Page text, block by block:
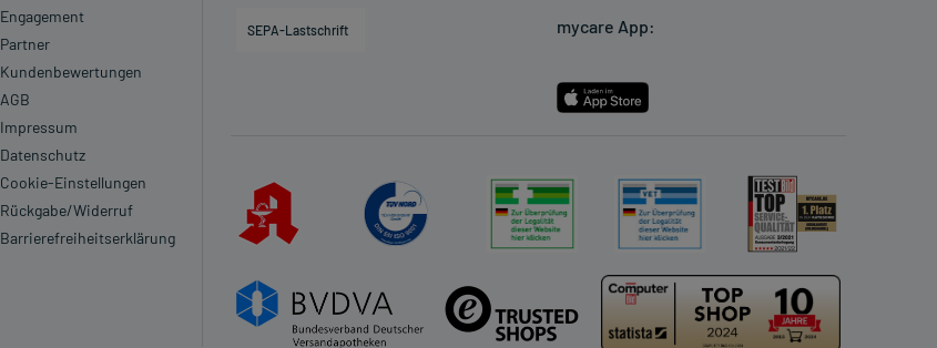
Engagement
Partner
Kundenbewertungen
AGB
Impressum
Datenschutz
Cookie-Einstellungen
Rückgabe/Widerruf
Barrierefreiheitserklärung
SEPA-Lastschrift mycare App: